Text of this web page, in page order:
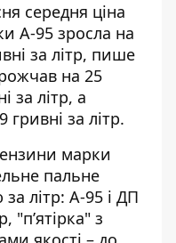
середня ціна
А-95 зросла на
за літр, пише
на 25
за літр, а
за літр.
марки
пальне
літр: А-95 і ДП
"п’ятірка" з